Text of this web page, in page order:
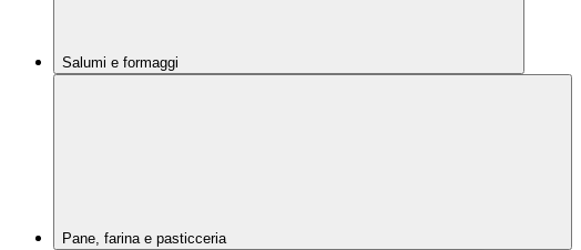
Salumi e formaggi
Pane, farina e pasticceria